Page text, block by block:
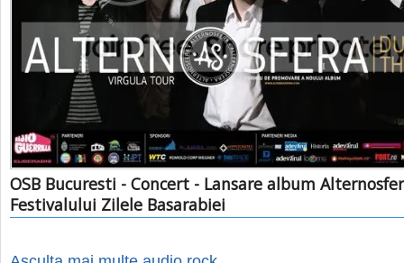
OSB Bucuresti - Concert - Lansare album
Festivalului Zilele Basarabiei